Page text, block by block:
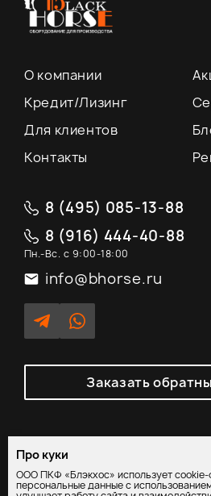
О компании
Кредит/Лизинг
Для клиентов
Контакты
8 (495) 085-13-88
8 (916) 444-40-88
Пн.-Вс. с 9:00-18:00
info@bhorse.ru
Заказать
Политика обработки
обработку
Про куки
ООО ПКФ «Блэкхос» использует
персональные данные с